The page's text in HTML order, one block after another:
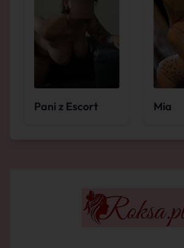
Pani z Escort Mia